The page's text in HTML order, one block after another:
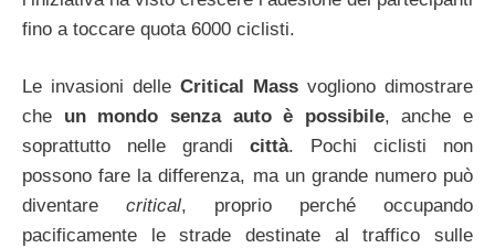
fino a toccare quota 6000 ciclisti.
Le invasioni delle Critical Mass vogliono dimostrare
che un mondo senza auto è possibile, anche e
soprattutto nelle grandi città. Pochi ciclisti non
possono fare la differenza, ma un grande numero può
diventare critical, proprio perché occupando
pacificamente le strade destinate al traffico sulle